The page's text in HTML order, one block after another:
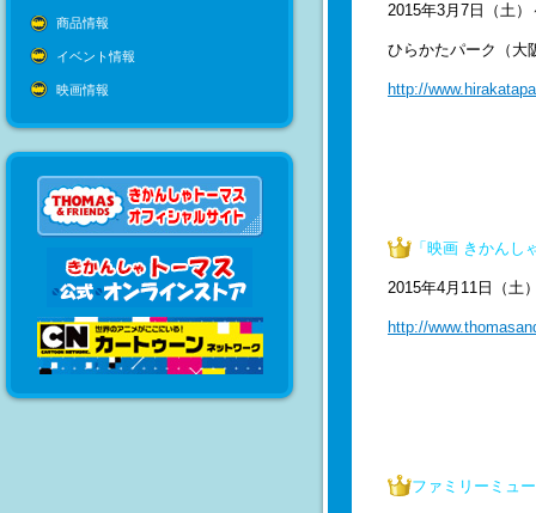
商品情報
イベント情報
映画情報
2015年3月7日（土
ひらかたパーク（
http://
「映画 きかん
2015年4月11日（土
http://
ファミリーミュ